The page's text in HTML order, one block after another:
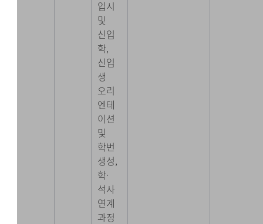
입시
및
신입
학,
신입
생
오리
엔테
이션
및
학번
생성,
학·
석사
연계
과정